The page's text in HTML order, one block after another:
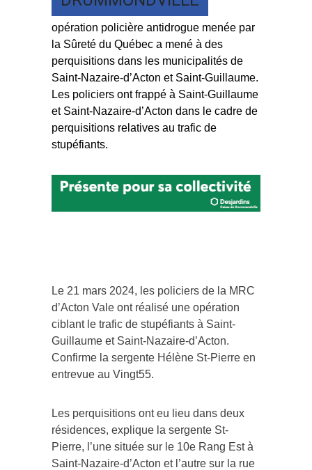
opération policière antidrogue menée par
la Sûreté du Québec a mené à des
perquisitions dans les municipalités de
Saint-Nazaire-d’Acton et Saint-Guillaume.
Les policiers ont frappé à Saint-Guillaume
et Saint-Nazaire-d’Acton dans le cadre de
perquisitions relatives au trafic de
stupéfiants.
Le 21 mars 2024, les policiers de la MRC
d’Acton Vale ont réalisé une opération
ciblant le trafic de stupéfiants à Saint-
Guillaume et Saint-Nazaire-d’Acton.
Confirme la sergente Hélène St-Pierre en
entrevue au Vingt55.
Les perquisitions ont eu lieu dans deux
résidences, explique la sergente St-
Pierre, l’une située sur le 10e Rang Est à
Saint-Nazaire-d’Acton et l’autre sur la rue